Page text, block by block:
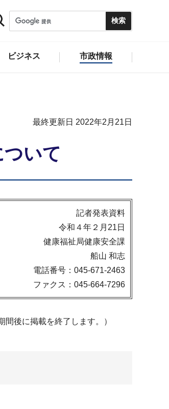
ビジネス 市政情報
最終更新日 2022年2月21日
いて
記者発表資料
令和４年２月21日
健康福祉局健康安全課
船山 和志
電話番号：045-671-2463
ファクス：045-664-7296
後に掲載を終了します。）